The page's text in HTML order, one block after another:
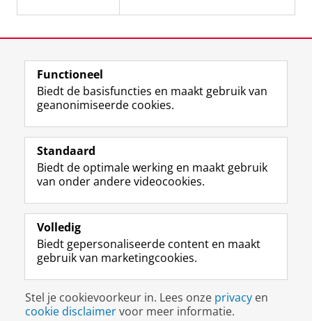
View this page in:English
Volg de RUG
F
a
e
b
o
p
a
i
n
a
L
i
k
e
I
-
p
g
i
n
R
S
-
f
e
R
k
s
u
I
n
t
r
m
c
c
o
Y
o
T
e
k
a
a
Studiekiezers
Alumni
Over ons
Disclaimer & Copyright
Inloggen
Functioneel
Biedt de basisfuncties en maakt gebruik van
geanonimiseerde cookies.
Standaard
Biedt de optimale werking en maakt gebruik
van onder andere videocookies.
Volledig
Biedt gepersonaliseerde content en maakt
gebruik van marketingcookies.
Stel je cookievoorkeur in. Lees onze privacy en
cookie disclaimervoor meer informatie.